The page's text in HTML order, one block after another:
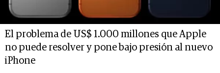
El problema de US$ 1.000 millones que Apple
no puede resolver y pone bajo presión al nuevo
iPhone